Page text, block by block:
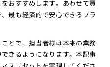
おすすめします。あわせて買
最も経済的で安心できるプラ
とで、担当者様は本来の業務
きるようになります。本記事